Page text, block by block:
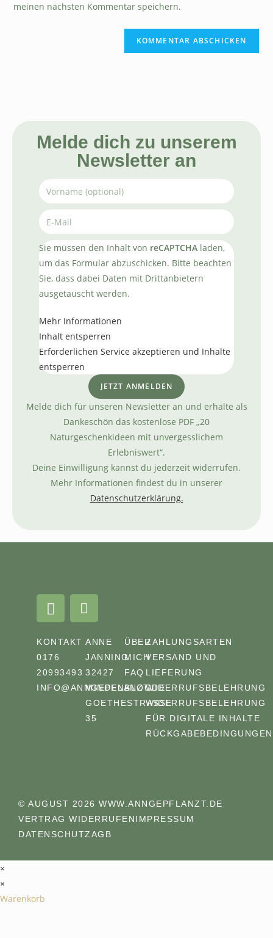
meinen nächsten Kommentar speichern.
Melde dich zu unserem
Newsletter an
Sie müssen den Inhalt von reCAPTCHA laden,
um das Formular abzuschicken. Bitte beachten
Sie, dass dabei Daten mit Drittanbietern
ausgetauscht werden.
Mehr Informationen
Inhalt entsperren
Erforderlichen Service akzeptieren und Inhalte
entsperren
JETZT ANMELDEN
Melde dich für unseren Newsletter an und erhalte als
Dankeschön das kostenlose PDF „20
Naturgeschenkideen mit unvergesslichem
Erlebniswert“.
Deine Einwilligung kannst du jederzeit widerrufen.
Mehr Informationen findest du in unserer
Datenschutzerklärung.
KONTAKT
0176
20993493
INFO@ANNGEPFLANZT.DE
ANNE
JANNING
32427
MINDEN
GOETHESTRASSE 3
5
ÜBER
MICH
FAQ
BLOG
ZAHLUNGSARTEN
VERSAND UND
LIEFERUNG
WIDERRUFSBELEHRUNG
WIDERRUFSBELEHRUNG
FÜR DIGITALE INHALTE
RÜCKGABEBEDINGUNGEN
© AUGUST 2026 WWW.ANNGEPFLANZT.DE
VERTRAG WIDERRUFENIMPRESSUM
DATENSCHUTZAGB
×
×
Warenkorb